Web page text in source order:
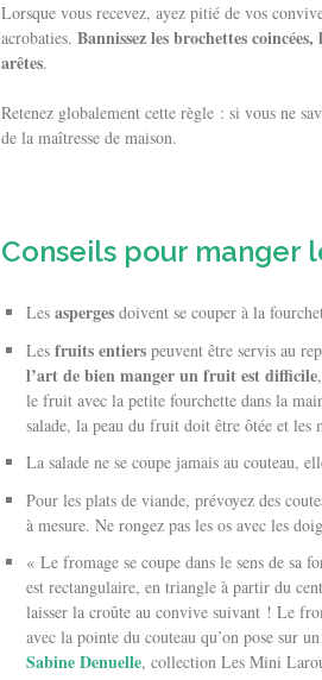
Lorsque vous recevez, ayez pitié de vos
acrobaties. Bannissez les brochettes
arêtes.
Retenez globalement cette règle : si vous ne
de la maîtresse de maison.
Conseils pour manger
Les asperges doivent se couper à la
Les fruits entiers peuvent être servis au
l’art de bien manger un fruit est difficile
le fruit avec la petite fourchette dans la
salade, la peau du fruit doit être ôtée et les
La salade ne se coupe jamais au couteau,
Pour les plats de viande, prévoyez des
à mesure. Ne rongez pas les os avec les
« Le fromage se coupe dans le sens de sa
est rectangulaire, en triangle à partir du
laisser la croûte au convive suivant ! Le
avec la pointe du couteau qu’on pose sur
Sabine Denuelle, collection Les Mini